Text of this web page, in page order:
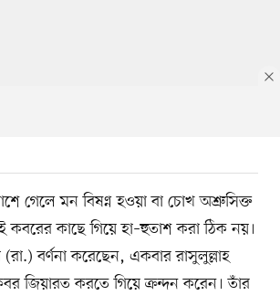
গেলে মন বিষণ্ন হওয়া বা চোখ অশ্রুসিক্ত
কবরের কাছে গিয়ে হা–হুতাশ করা ঠিক নয়।
বর্ণনা করেছেন, একবার রাসুলুল্লাহ
জিয়ারত করতে গিয়ে ক্রন্দন করেন। তাঁর